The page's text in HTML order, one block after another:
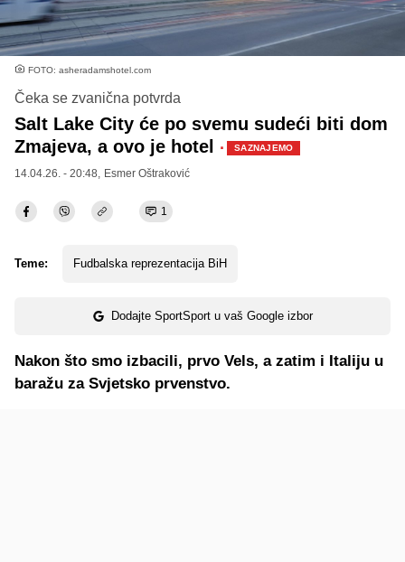
FOTO: asheradamshotel.com
Čeka se zvanična potvrda
Salt Lake City će po svemu sudeći biti dom
Zmajeva, a ovo je hotel · SAZNAJEMO
14.04.26. - 20:48, Esmer Oštraković
1
Teme: Fudbalska reprezentacija BiH
Dodajte SportSport u vaš Google izbor
Nakon što smo izbacili, prvo Vels, a zatim i Italiju u
baražu za Svjetsko prvenstvo.